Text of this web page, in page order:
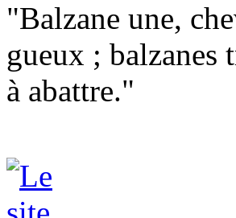
"Balzane une,
gueux ; balzanes
à abattre."